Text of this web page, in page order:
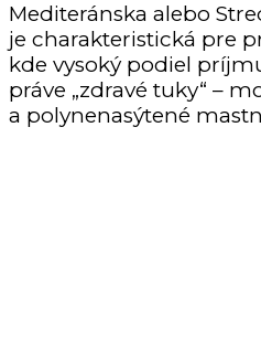
Mediteránska alebo
je charakteristická pre
kde vysoký podiel
práve „zdravé tuky“ –
a polynenasýtené